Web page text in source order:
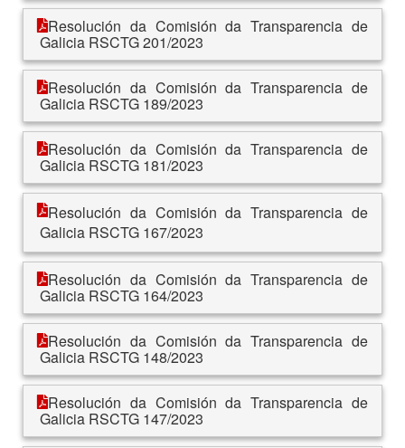
Resolución da Comisión da Transparencia de
Galicia RSCTG 201/2023
Resolución da Comisión da Transparencia de
Galicia RSCTG 189/2023
Resolución da Comisión da Transparencia de
Galicia RSCTG 181/2023
Resolución da Comisión da Transparencia de
Galicia RSCTG 167/2023
Resolución da Comisión da Transparencia de
Galicia RSCTG 164/2023
Resolución da Comisión da Transparencia de
Galicia RSCTG 148/2023
Resolución da Comisión da Transparencia de
Galicia RSCTG 147/2023